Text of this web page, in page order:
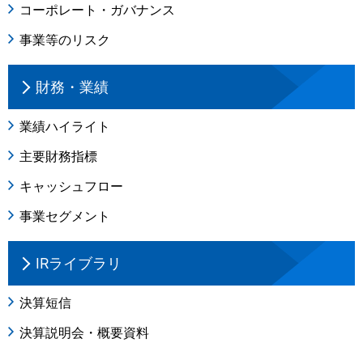
コーポレート・ガバナンス
事業等のリスク
財務・業績
業績ハイライト
主要財務指標
キャッシュフロー
事業セグメント
IRライブラリ
決算短信
決算説明会・概要資料